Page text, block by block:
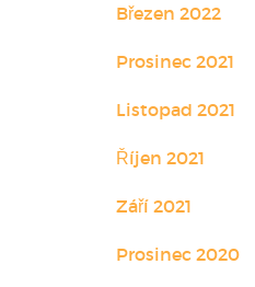
Březen 2022
Prosinec 2021
Listopad 2021
Říjen 2021
Září 2021
Prosinec 2020